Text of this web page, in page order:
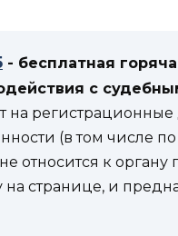
- бесплатная
с
на
(в том числе
относится к органу
странице, и